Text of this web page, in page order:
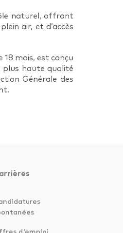
naturel, offrant
air, et d’accès
18 mois, est conçu
plus haute qualité
Générale des